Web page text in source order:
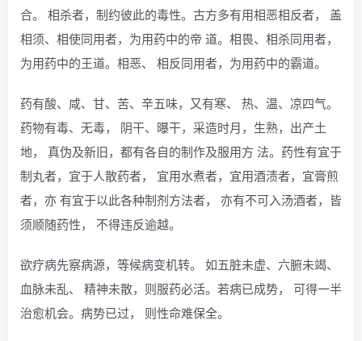
合。 相杀者，制约彼此的毒性。古方多有用相恶相反者， 盖
相须、相使同用者，为用药中的帝 道。相畏、相杀同用者，
为用药中的王道。相恶、 相反同用者，为用药中的霸道。
药有酸、咸、甘、苦、辛五味，又有寒、 热、温、凉四气。
药物有毒、无毒， 阴干、曝干，采造时月，生熟，出产土
地， 真伪及新旧，都有各自的制作及服用方 法。药性有宜于
制丸者，宜于人散药者， 宜用水煮者，宜用酒渍者，宜膏煎
者，亦 有宜于以此各种制剂方法者， 亦有不可入汤酒者，皆
须顺随药性， 不得违反逾越。
欲疗病先察病源，等候病变机转。 如五脏未虚、六腑未竭、
血脉未乱、 精神未散，则服药必活。若病已成势， 可得一半
治愈机会。病势已过， 则性命难保全。